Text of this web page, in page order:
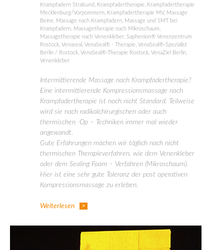
Krampfadern Stralsund
Krampfadertherapie
Krampfadertherapie
Mecklenburg/Vorpommern
Krampfadertherapie MV, Massage
Beine
Massage nach Krampfadern Massage und SMT bei
Krampfadern Massagetherapie nach Mikroschaum
Massagetherapie nach Venenkleber Saphenion® Venenzentrum
Rostock Venaseal VenaSeal® - Therapie VenaSeal®-Spezialist
Berlin / Rostock VenaSeal®-Therapie Rostock VenaZiel Berlin
Venenkleber
Intermittierende Massage nach Krampfadertherapie?
Eine intermittierende Kompressionsmassage nach
Krampfadertherapie ist noch nicht Standard. Teilweise
wird sie nach radikalchirurgischen oder auch
thermischen Op – Techniken immer mal wieder
angewandt.
Gute Erfahrungen machen wir täglich nach nicht
thermischen Therapieverfahren, wie dem Venenkleber
oder dem Sealing Foam – Verfahren (Mikroschaum).
Hier ist eine sehr gute Toleranz der post operativen
Kompressionsmassage zu erleben.
Weiterlesen